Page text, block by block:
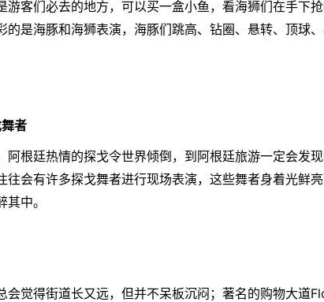
游客们必去的地方，可以买一盒小鱼，看海狮们在手下
是海豚和海狮表演，海豚们跳高、钻圈、悬转、顶球、
者
阿根廷热情的探戈令世界倾倒，到 阿根廷旅游一定会发现
往会有许多探戈舞者进行现场表演，这些舞者身着光鲜
中。
会觉得街道长又远，但并不呆板沉闷；著名的购物大道